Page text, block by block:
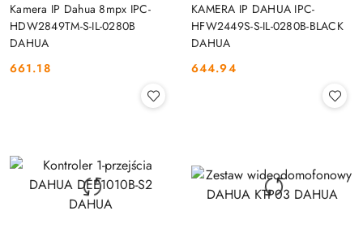
Kamera IP Dahua 8mpx IPC-
HDW2849TM-S-IL-0280B
DAHUA
Cena:
661.18
KAMERA IP DAHUA IPC-
HFW2449S-S-IL-0280B-BLACK
DAHUA
Cena:
644.94